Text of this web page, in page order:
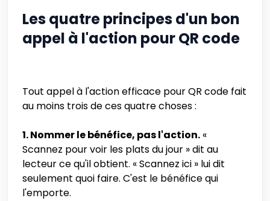
Les quatre principes d'un bon
appel à l'action pour QR code
Tout appel à l'action efficace pour QR code fait
au moins trois de ces quatre choses :
1. Nommer le bénéfice, pas l'action. «
Scannez pour voir les plats du jour » dit au
lecteur ce qu'il obtient. « Scannez ici » lui dit
seulement quoi faire. C'est le bénéfice qui
l'emporte.